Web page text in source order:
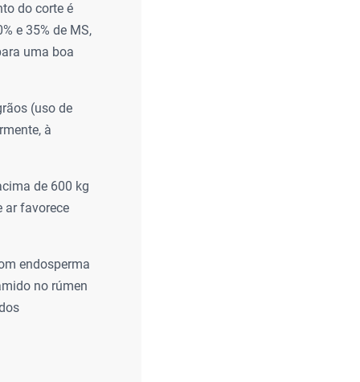
do corte é
e 35% de MS,
uma boa
(uso de
à
de 600 kg
ar favorece
endosperma
no rúmen